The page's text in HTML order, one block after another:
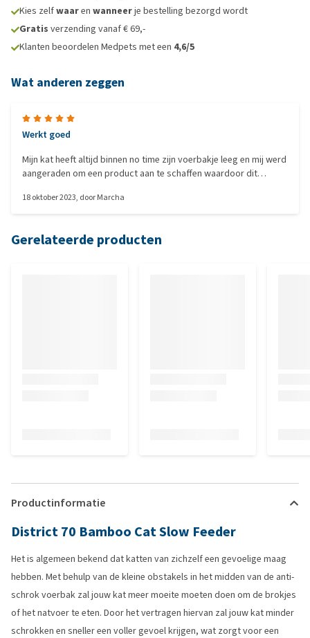
Kies zelfwaaren wanneerje bestelling bezorgd wordt
Gratis verzending vanaf € 69,-
Klanten beoordelen Medpets met een 4,6/5
Wat anderen zeggen
Werkt goed
Mijn kat heeft altijd binnen no time zijn voerbakje leeg en mij werd
aangeraden om een product aan te schaffen waardoor dit
want het duurt langer voor mijn kat de bak leeg heeft, kan ook na
18 oktober 2023, doorMarcha
Gerelateerde producten
Productinformatie
District 70 Bamboo Cat Slow Feeder
Het is algemeen bekend dat katten van zichzelf een gevoelige maag
hebben. Met behulp van de kleine obstakels in het midden van de anti-
schrok voerbak zal jouw kat meer moeite moeten doen om de brokjes
of het natvoer te eten. Door het vertragen hiervan zal jouw kat minder
schrokken en sneller een voller gevoel krijgen, wat zorgt voor een